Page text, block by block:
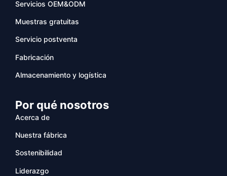
Servicios OEM&ODM
Muestras gratuitas
Servicio postventa
Fabricación
Almacenamiento y logística
Por qué nosotros
Acerca de
Nuestra fábrica
Sostenibilidad
Liderazgo